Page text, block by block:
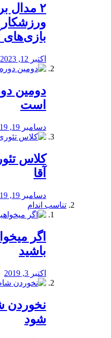
ورزشکار
بازی‌های
اکتبر 12, 2023
دومین
است
دسامبر 19, 2019
آقا
دسامبر 19, 2019
تناسب اندام
اگر
باشید
اکتبر 3, 2019
نخوردن
‌شود